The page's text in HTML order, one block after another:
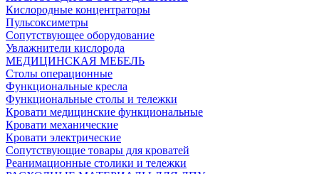
Кислородные концентраторы
Пульсоксиметры
Сопутствующее оборудование
Увлажнители кислорода
МЕДИЦИНСКАЯ МЕБЕЛЬ
Столы операционные
Функциональные кресла
Функциональные столы и тележки
Кровати медицинские функциональные
Кровати механические
Кровати электрические
Сопутствующие товары для кроватей
Реанимационные столики и тележки